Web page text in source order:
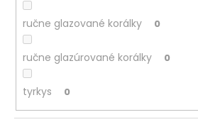
ručne glazované korálky 0
ručne glazúrované korálky 0
tyrkys 0